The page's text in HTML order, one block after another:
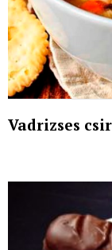
Vadrizses